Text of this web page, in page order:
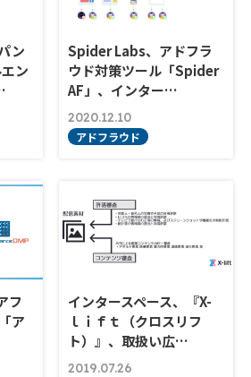
ン
ン
Spider Labs、アドフラ
ウド対策ツール「Spider
AF」、インター…
2020.12.10
アドフラウド
フ
ア
インタースペース、『X-
ｌｉｆｔ（クロスリフ
ト）』、取扱い広…
2019.07.26